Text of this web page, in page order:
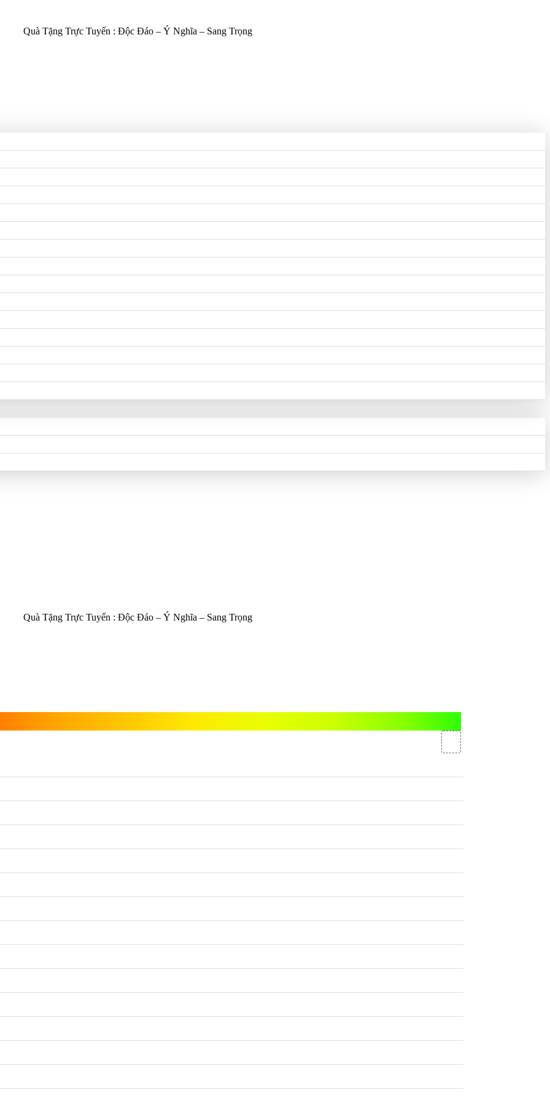
Quà Tặng Trực Tuyến : Độc Đáo – Ý Nghĩa – Sang Trọng
Quà Tặng Trực Tuyến : Độc Đáo – Ý Nghĩa – Sang Trọng